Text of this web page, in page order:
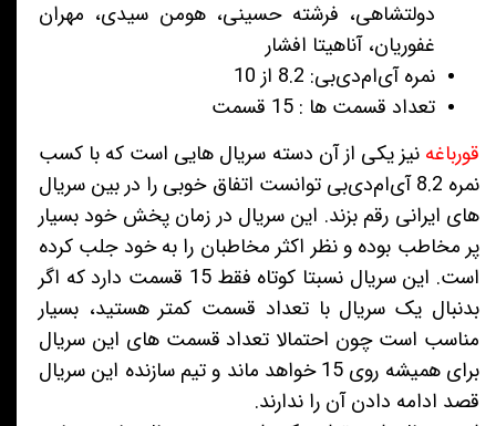
دولتشاهی، فرشته حسینی، هومن سیدی، مهران
غفوریان، آناهیتا افشار
نمره آی‌ام‌دی‌بی: 8.2 از 10
تعداد قسمت ها : 15 قسمت
قورباغهنیز یکی از آن دسته سریال هایی است که با کسب
نمره 8.2 آی‌ام‌دی‌بی توانست اتفاق خوبی را در بین سریال
های ایرانی رقم بزند. این سریال در زمان پخش خود بسیار
پر مخاطب بوده و نظر اکثر مخاطبان را به خود جلب کرده
است. این سریال نسبتا کوتاه فقط 15 قسمت دارد که اگر
بدنبال یک سریال با تعداد قسمت کمتر هستید، بسیار
مناسب است چون احتمالا تعداد قسمت های این سریال
برای همیشه روی 15 خواهد ماند و تیم سازنده این سریال
قصد ادامه دادن آن را ندارند.